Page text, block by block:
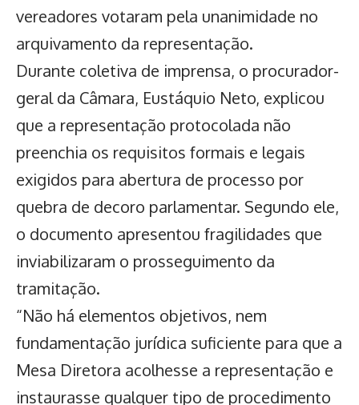
vereadores votaram pela unanimidade no
arquivamento da representação.
Durante coletiva de imprensa, o procurador-
geral da Câmara, Eustáquio Neto, explicou
que a representação protocolada não
preenchia os requisitos formais e legais
exigidos para abertura de processo por
quebra de decoro parlamentar. Segundo ele,
o documento apresentou fragilidades que
inviabilizaram o prosseguimento da
tramitação.
“Não há elementos objetivos, nem
fundamentação jurídica suficiente para que a
Mesa Diretora acolhesse a representação e
instaurasse qualquer tipo de procedimento